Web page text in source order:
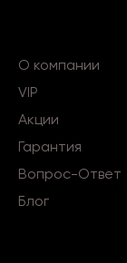
О компании
VIP
Акции
Гарантия
Вопрос-Ответ
Блог